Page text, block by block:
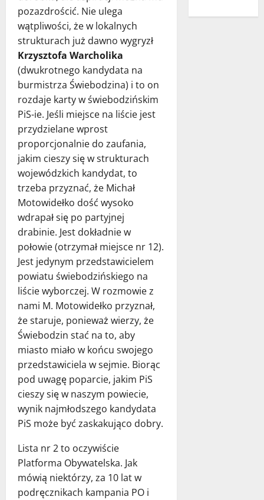
pozazdrościć. Nie ulega
wątpliwości, że w lokalnych
strukturach już dawno wygryzł
Krzysztofa Warcholika
(dwukrotnego kandydata na
burmistrza Świebodzina) i to on
rozdaje karty w świebodzińskim
PiS-ie. Jeśli miejsce na liście jest
przydzielane wprost
proporcjonalnie do zaufania,
jakim cieszy się w strukturach
wojewódzkich kandydat, to
trzeba przyznać, że Michał
Motowidełko dość wysoko
wdrapał się po partyjnej
drabinie. Jest dokładnie w
połowie (otrzymał miejsce nr 12).
Jest jedynym przedstawicielem
powiatu świebodzińskiego na
liście wyborczej. W rozmowie z
nami M. Motowidełko przyznał,
że staruje, ponieważ wierzy, że
Świebodzin stać na to, aby
miasto miało w końcu swojego
przedstawiciela w sejmie. Biorąc
pod uwagę poparcie, jakim PiS
cieszy się w naszym powiecie,
wynik najmłodszego kandydata
PiS może być zaskakująco dobry.
Lista nr 2 to oczywiście
Platforma Obywatelska. Jak
mówią niektórzy, za 10 lat w
podręcznikach kampania PO i